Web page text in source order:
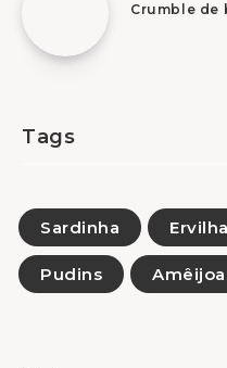
Crumble de
Tags
Sardinha
Pudins